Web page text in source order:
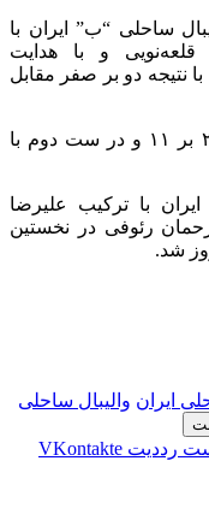
ساحلی “ب” ایران با
قلعه‌نویی و با هدایت
نتیجه دو بر صفر مقابل
ملی‌پوشان ایران در ست اول با نتیجه ۲۱ بر ۱۱ و در ست دوم با
با ترکیب علیرضا
رئوفی در نخستین
شد.
ایران والیبال ساحلی
‫رددیت ‫VKontakte